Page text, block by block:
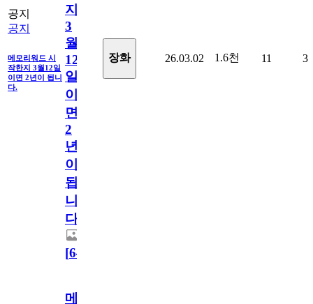
공지
공지
메모리워드 시
작한지 3월12일
이면 2년이 됩니
다.
지
3
월
12
일
이
면
2
년
이
됩
니
다.
[64
장화 26.03.02 1.6천 11 3
메